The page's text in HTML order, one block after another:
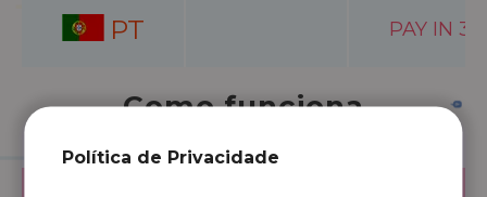
PT PAY IN 3
Como funciona
Política de Privacidade